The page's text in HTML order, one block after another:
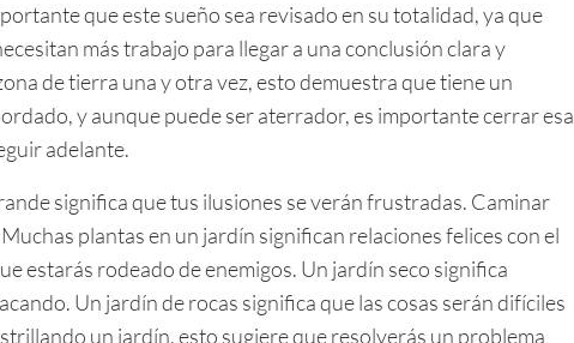
que este sueño sea revisado en su totalidad, ya que
más trabajo para llegar a una conclusión clara y
de tierra una y otra vez, esto demuestra que tiene un
y aunque puede ser aterrador, es importante cerrar esa
adelante.
significa que tus ilusiones se verán frustradas. Caminar
plantas en un jardín significan relaciones felices con el
estarás rodeado de enemigos. Un jardín seco significa
Un jardín de rocas significa que las cosas serán difíciles
un jardín, esto sugiere que resolverás un problema